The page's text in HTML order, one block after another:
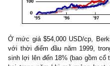
1990 và là năm tệ thứ hai
năm 1965 khi Buffett tiếp